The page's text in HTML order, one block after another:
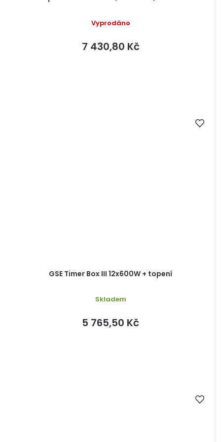
Vyprodáno
7 430,80 Kč
GSE Timer Box III 12x600W + topení
Skladem
5 765,50 Kč